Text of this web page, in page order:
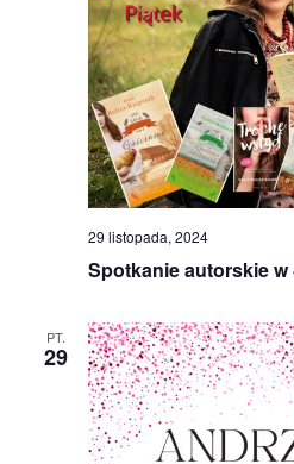
Spotkanie autorskie
29 listopada, 2024
PT.
29